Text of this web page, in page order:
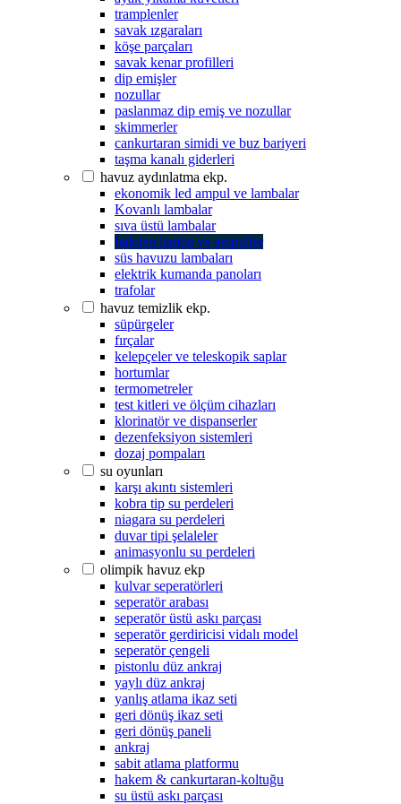
tramplenler
savak ızgaraları
köşe parçaları
savak kenar profilleri
dip emişler
nozullar
paslanmaz dip emiş ve nozullar
skimmerler
cankurtaran simidi ve buz bariyeri
taşma kanalı giderleri
havuz aydınlatma ekp.
ekonomik led ampul ve lambalar
Kovanlı lambalar
sıva üstü lambalar
halojen lamba ve ampuller
süs havuzu lambaları
elektrik kumanda panoları
trafolar
havuz temizlik ekp.
süpürgeler
fırçalar
kelepçeler ve teleskopik saplar
hortumlar
termometreler
test kitleri ve ölçüm cihazları
klorinatör ve dispanserler
dezenfeksiyon sistemleri
dozaj pompaları
su oyunları
karşı akıntı sistemleri
kobra tip su perdeleri
niagara su perdeleri
duvar tipi şelaleler
animasyonlu su perdeleri
olimpik havuz ekp
kulvar seperatörleri
seperatör arabası
seperatör üstü askı parçası
seperatör gerdiricisi vidalı model
seperatör çengeli
pistonlu düz ankraj
yaylı düz ankraj
yanlış atlama ikaz seti
geri dönüş ikaz seti
geri dönüş paneli
ankraj
sabit atlama platformu
hakem & cankurtaran-koltuğu
su üstü askı parçası